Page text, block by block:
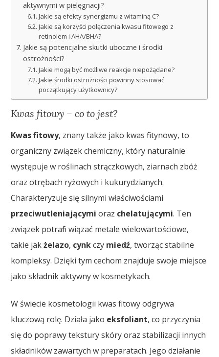
aktywnymi w pielęgnacji?
Jakie są efekty synergizmu z witaminą C?
Jakie są korzyści połączenia kwasu fitowego z
retinolem i AHA/BHA?
Jakie są potencjalne skutki uboczne i środki
ostrożności?
Jakie mogą być możliwe reakcje niepożądane?
Jakie środki ostrożności powinny stosować
początkujący użytkownicy?
Kwas fitowy – co to jest?
Kwas fitowy, znany także jako kwas fitynowy, to
organiczny związek chemiczny, który naturalnie
występuje w roślinach strączkowych, ziarnach zbóż
oraz otrębach ryżowych i kukurydzianych.
Charakteryzuje się silnymi właściwościami
przeciwutleniającymi oraz chelatującymi. Ten
związek potrafi wiązać metale wielowartościowe,
takie jakżelazo, cynkczy miedź, tworząc stabilne
kompleksy. Dzięki tym cechom znajduje swoje miejsce
jako składnik aktywny w kosmetykach.
W świecie kosmetologii kwas fitowy odgrywa
kluczową rolę. Działa jako eksfoliant, co przyczynia
się do poprawy tekstury skóry oraz stabilizacji innych
składników zawartych w preparatach. Jego działanie